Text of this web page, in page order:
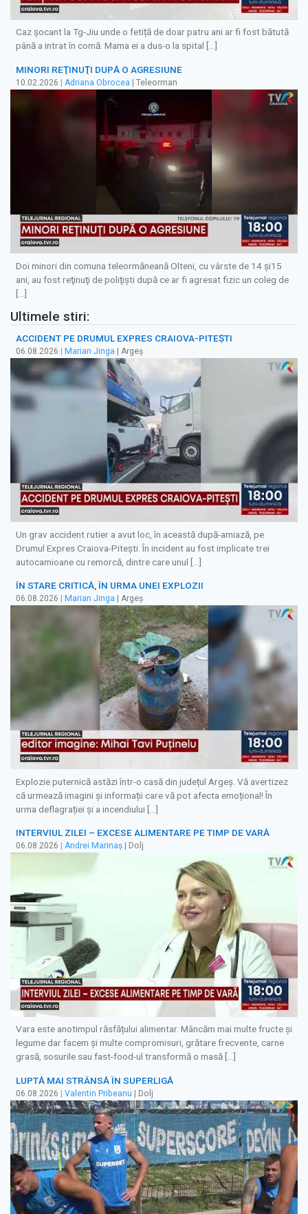
Caz șocant la Tg-Jiu unde o fetiță de doar patru ani ar fi fost bătută
până a intrat în comă. Mama ei a dus-o la spital […]
MINORI REŢINUŢI DUPĂ O AGRESIUNE
10.02.2026 | Adriana Obrocea | Teleorman
Doi minori din comuna teleormăneană Olteni, cu vârste de 14 şi15
ani, au fost reţinuţi de poliţişti după ce ar fi agresat fizic un coleg de
[…]
Ultimele stiri:
ACCIDENT PE DRUMUL EXPRES CRAIOVA-PITEȘTI
06.08.2026 | Marian Jinga | Argeș
Un grav accident rutier a avut loc, în această după-amiază, pe
Drumul Expres Craiova-Pitești. În incident au fost implicate trei
autocamioane cu remorcă, dintre care unul […]
ÎN STARE CRITICĂ, ÎN URMA UNEI EXPLOZII
06.08.2026 Marian Jinga | Argeș
Explozie puternică astăzi într-o casă din județul Argeș. Vă avertizez
că urmează imagini și informații care vă pot afecta emoțional! În
urma deflagrației și a incendiului […]
INTERVIUL ZILEI – EXCESE ALIMENTARE PE TIMP DE VARĂ
06.08.2026 Andrei Marinaș | Dolj
Vara este anotimpul răsfățului alimentar. Mâncăm mai multe fructe și
legume dar facem și multe compromisuri, grătare frecvente, carne
grasă, sosurile sau fast-food-ul transformă o masă […]
LUPTĂ MAI STRÂNSĂ ÎN SUPERLIGĂ
06.08.2026 | Valentin Pribeanu | Dolj